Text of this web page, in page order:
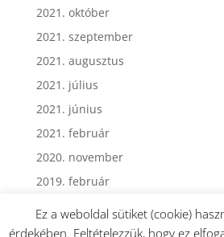
2021. október
2021. szeptember
2021. augusztus
2021. július
2021. június
2021. február
2020. november
2019. február
Ez a weboldal sütiket (cookie)
érdekében. Feltételezzük, hogy ez